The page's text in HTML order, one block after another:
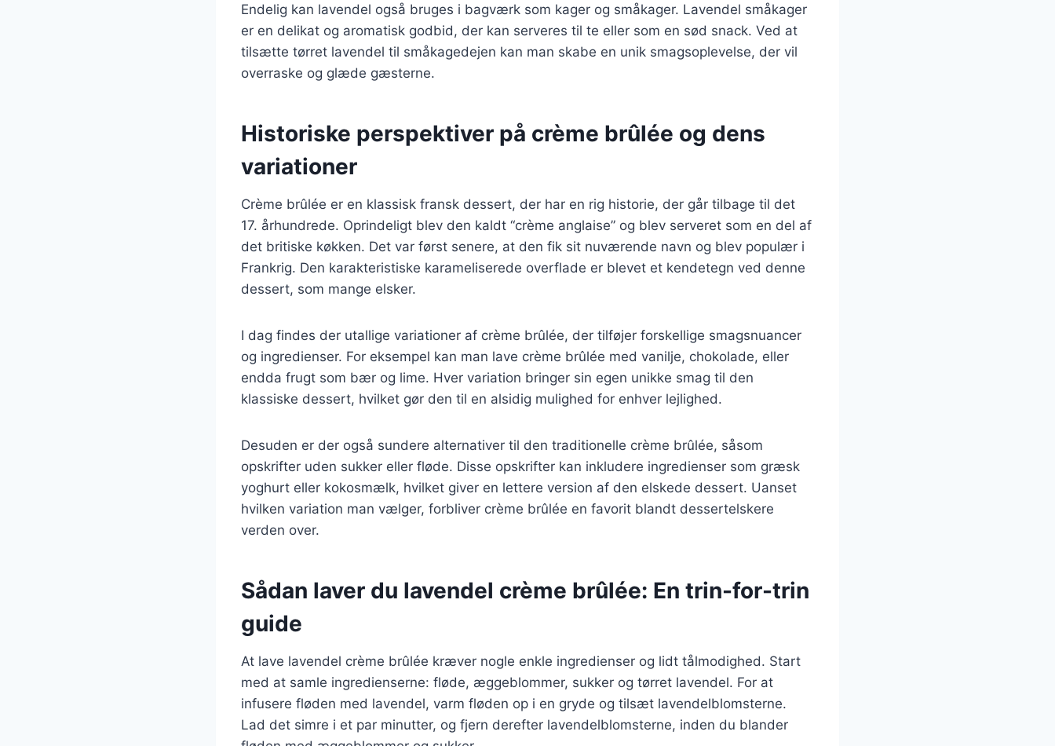
Endelig kan lavendel også bruges i bagværk som kager og småkager. Lavendel småkager
er en delikat og aromatisk godbid, der kan serveres til te eller som en sød snack. Ved at
tilsætte tørret lavendel til småkagedejen kan man skabe en unik smagsoplevelse, der vil
overraske og glæde gæsterne.
Historiske perspektiver på crème brûlée og dens
variationer
Crème brûlée er en klassisk fransk dessert, der har en rig historie, der går tilbage til det
17. århundrede. Oprindeligt blev den kaldt “crème anglaise” og blev serveret som en del af
det britiske køkken. Det var først senere, at den fik sit nuværende navn og blev populær i
Frankrig. Den karakteristiske karameliserede overflade er blevet et kendetegn ved denne
dessert, som mange elsker.
I dag findes der utallige variationer af crème brûlée, der tilføjer forskellige smagsnuancer
og ingredienser. For eksempel kan man lave crème brûlée med vanilje, chokolade, eller
endda frugt som bær og lime. Hver variation bringer sin egen unikke smag til den
klassiske dessert, hvilket gør den til en alsidig mulighed for enhver lejlighed.
Desuden er der også sundere alternativer til den traditionelle crème brûlée, såsom
opskrifter uden sukker eller fløde. Disse opskrifter kan inkludere ingredienser som græsk
yoghurt eller kokosmælk, hvilket giver en lettere version af den elskede dessert. Uanset
hvilken variation man vælger, forbliver crème brûlée en favorit blandt dessertelskere
verden over.
Sådan laver du lavendel crème brûlée: En trin-for-trin
guide
At lave lavendel crème brûlée kræver nogle enkle ingredienser og lidt tålmodighed. Start
med at samle ingredienserne: fløde, æggeblommer, sukker og tørret lavendel. For at
infusere fløden med lavendel, varm fløden op i en gryde og tilsæt lavendelblomsterne.
Lad det simre i et par minutter, og fjern derefter lavendelblomsterne, inden du blander